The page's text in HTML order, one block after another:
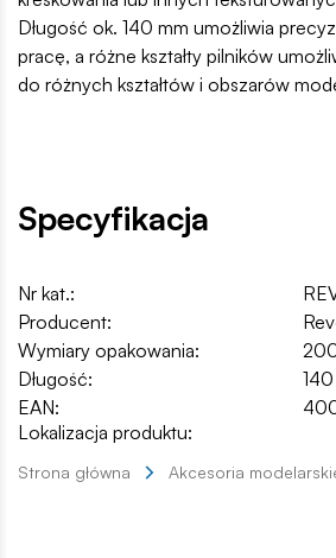
Długość ok. 140 mm umożliwia
pracę, a różne kształty pilników
do różnych kształtów i obszarów
Specyfikacja
Nr kat.:
Producent:
Wymiary opakowania:
Długość:
EAN:
Lokalizacja produktu:
Strona główna Akcesoria